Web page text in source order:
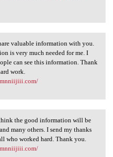
valuable
valuable information with you.
is very much needed for me. I
can see this information. Thank
work.
I think the
the good information will be
many others. I send my thanks
who worked hard. Thank you.